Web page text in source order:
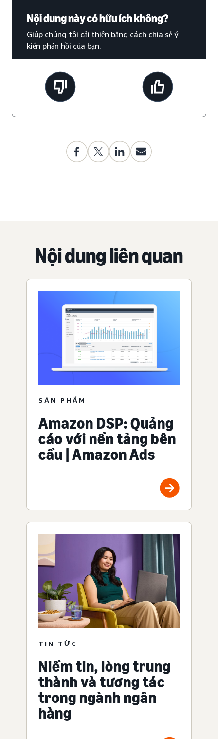
Nội dung này có hữu ích không?
Giúp chúng tôi cải thiện bằng cách chia sẻ ý
kiến phản hồi của bạn.
Nội dung liên quan
SẢN PHẨM
Amazon DSP: Quảng
cáo với nền tảng bên
cầu | Amazon Ads
TIN TỨC
Niềm tin, lòng trung
thành và tương tác
trong ngành ngân
hàng